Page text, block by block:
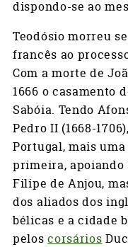
dispondo-se ao
Teodósio morreu
francês ao
Com a morte de
1666 o casamento
Sabóia. Tendo
Pedro II (1668-
Portugal, mais
primeira, apoiando
Filipe de Anjou,
dos aliados dos
bélicas e a cidade
peloscorsários